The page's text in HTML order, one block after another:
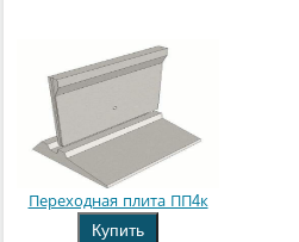
Переходная плита ПП4к
Купить